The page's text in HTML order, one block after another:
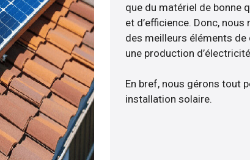
que du matériel de bonne
et d’efficience. Donc,
des meilleurs éléments
une production
En bref, nous gérons tout
installation solaire.